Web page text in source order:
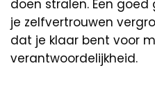
doen stralen. Een
je zelfvertrouwen
dat je klaar bent voor
verantwoordelijkheid.